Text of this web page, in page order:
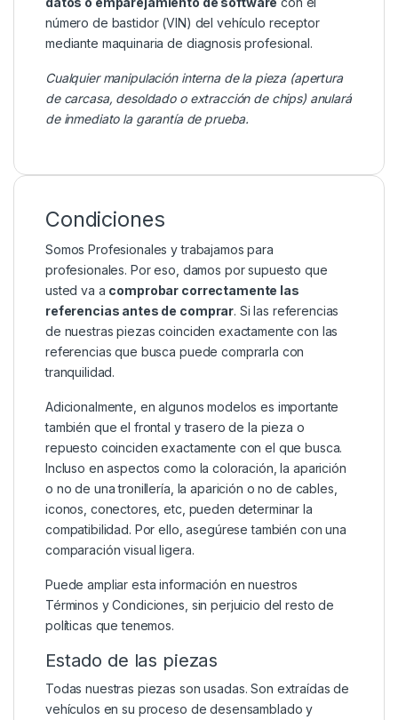
número de bastidor (VIN) del vehículo receptor
mediante maquinaria de diagnosis profesional.
Cualquier manipulación interna de la pieza (apertura
de carcasa, desoldado o extracción de chips) anulará
de inmediato la garantía de prueba.
Condiciones
Somos Profesionales y trabajamos para
profesionales. Por eso, damos por supuesto que
usted va a comprobar correctamente las
referencias antes de comprar. Si las referencias
de nuestras piezas coinciden exactamente con las
referencias que busca puede comprarla con
tranquilidad.
Adicionalmente, en algunos modelos es importante
también que el frontal y trasero de la pieza o
repuesto coinciden exactamente con el que busca.
Incluso en aspectos como la coloración, la aparición
o no de una tronillería, la aparición o no de cables,
iconos, conectores, etc, pueden determinar la
compatibilidad. Por ello, asegúrese también con una
comparación visual ligera.
Puede ampliar esta información en nuestros
Términos y Condiciones , sin perjuicio del resto de
políticas que tenemos.
Estado de las piezas
Todas nuestras piezas son usadas. Son extraídas de
vehículos en su proceso de desensamblado y